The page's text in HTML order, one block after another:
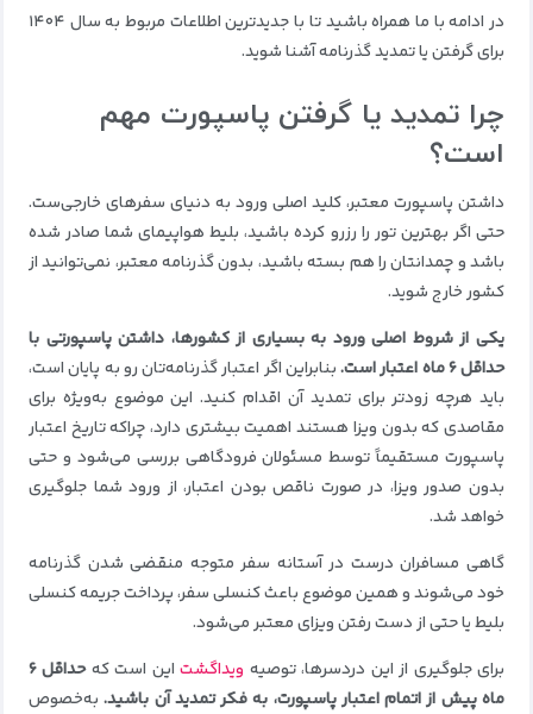
در ادامه با ما همراه باشید تا با جدیدترین اطلاعات مربوط به سال ۱۴۰۴
برای گرفتن یا تمدید گذرنامه آشنا شوید.
چرا تمدید یا گرفتن پاسپورت مهم
است؟
داشتن پاسپورت معتبر، کلید اصلی ورود به دنیای سفرهای خارجی‌ست.
حتی اگر بهترین تور را رزرو کرده باشید، بلیط هواپیمای شما صادر شده
باشد و چمدانتان را هم بسته باشید، بدون گذرنامه معتبر، نمی‌توانید از
کشور خارج شوید.
یکی از شروط اصلی ورود به بسیاری از کشورها، داشتن پاسپورتی با
حداقل ۶ ماه اعتبار است.
بنابراین اگر اعتبار گذرنامه‌تان رو به پایان است،
باید هرچه زودتر برای تمدید آن اقدام کنید. این موضوع به‌ویژه برای
مقاصدی که بدون ویزا هستند اهمیت بیشتری دارد، چراکه تاریخ اعتبار
پاسپورت مستقیماً توسط مسئولان فرودگاهی بررسی می‌شود و حتی
بدون صدور ویزا، در صورت ناقص بودن اعتبار، از ورود شما جلوگیری
خواهد شد.
گاهی مسافران درست در آستانه سفر متوجه منقضی شدن گذرنامه
خود می‌شوند و همین موضوع باعث کنسلی سفر، پرداخت جریمه کنسلی
بلیط یا حتی از دست رفتن ویزای معتبر می‌شود.
برای جلوگیری از این دردسرها، توصیه ویداگشتاین است که
حداقل ۶
ماه پیش از اتمام اعتبار پاسپورت، به فکر تمدید آن باشید.به‌خصوص